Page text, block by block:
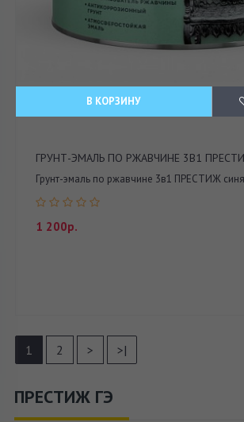
В КОРЗИНУ
ГРУНТ-ЭМАЛЬ ПО РЖАВЧИНЕ 3В1
Грунт-эмаль по ржавчине 3в1 ПРЕСТИЖ
1 200р.
1 2 > >|
ПРЕСТИЖ ГЭ